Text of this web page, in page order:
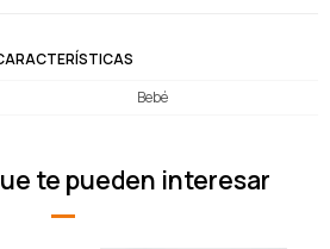
Bebé
te pueden interesar